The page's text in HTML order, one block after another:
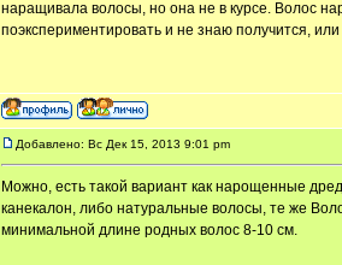
наращивала волосы, но она не в курсе. Волос
поэкспериментировать и не знаю получится,
Добавлено: Вс Дек 15, 2013 9:01 pm
Можно, есть такой вариант как нарощенные
канекалон, либо натуральные волосы, те же
минимальной длине родных волос 8-10 см.